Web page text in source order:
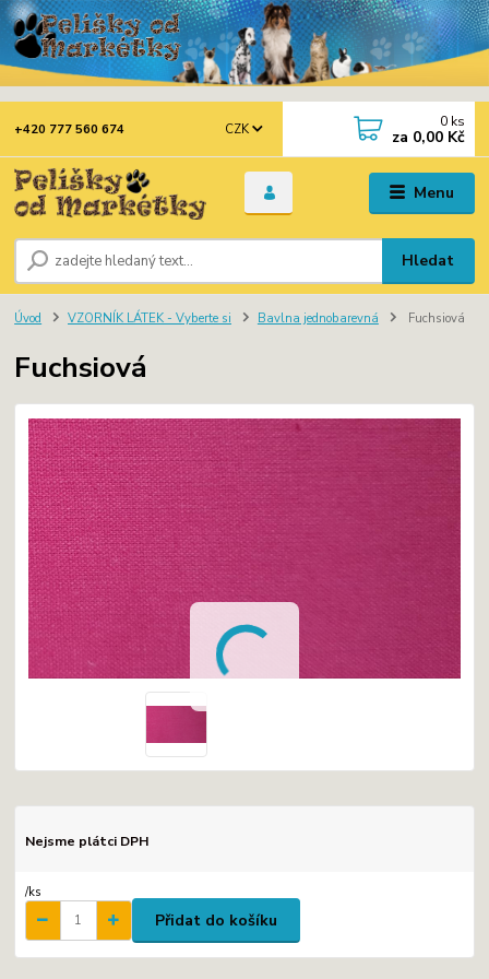
Menu
CZK
Hledat
+420 777 560 674 0 ks
za 0,00 Kč
Úvod VZORNÍK LÁTEK - Vyberte si Bavlna jednobarevná Fuchsiová
Fuchsiová
Nejsme plátci DPH
/ks
Přidat do košíku